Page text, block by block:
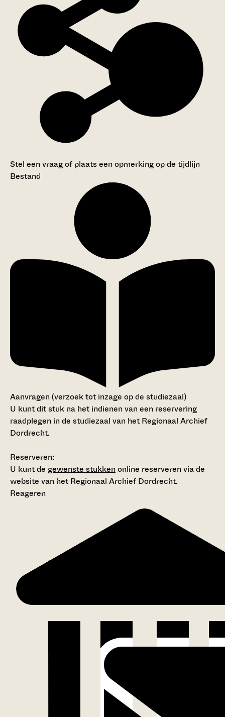
Stel een vraag of plaats een opmerking op de tijdlijn
Bestand
Aanvragen (verzoek tot inzage op de studiezaal)
U kunt dit stuk na het indienen van een reservering
raadplegen in de studiezaal van het Regionaal Archief
Dordrecht.
Reserveren:
U kunt de gewenste stukkenonline reserveren via de
website van het Regionaal Archief Dordrecht.
Reageren